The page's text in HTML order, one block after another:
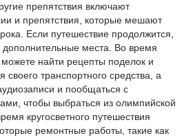
препятствия включают
и препятствия, которые мешают
Если путешествие продолжится,
дополнительные места. Во время
найти рецепты поделок и
своего транспортного средства, а
и пообщаться с
чтобы выбраться из олимпийской
кругосветного путешествия
ремонтные работы, такие как